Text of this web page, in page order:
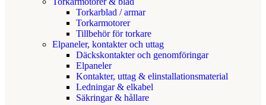
Torkarblad / armar
Torkarmotorer
Tillbehör för torkare
Elpaneler, kontakter och uttag
Däckskontakter och genomföringar
Elpaneler
Kontakter, uttag & elinstallationsmaterial
Ledningar & elkabel
Säkringar & hållare